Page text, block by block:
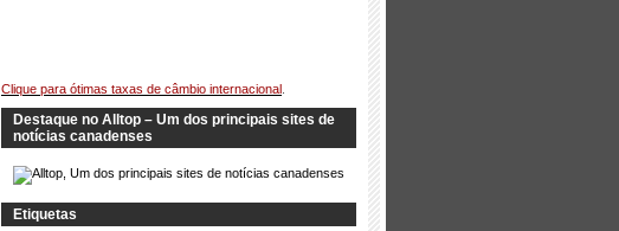
Clique para ótimas taxas de câmbio internacional
Destaque no Alltop – Um dos principais sites de
notícias canadenses
Etiquetas